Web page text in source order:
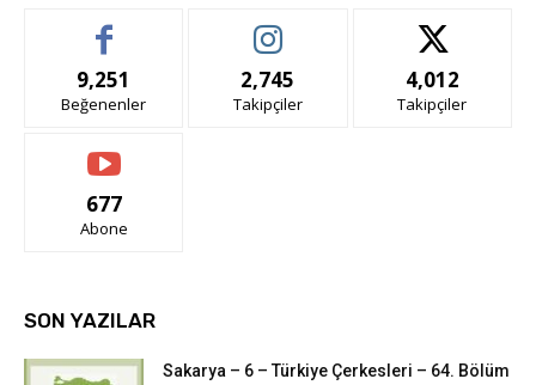
9,251
Beğenenler
2,745
Takipçiler
4,012
Takipçiler
677
Abone
SON YAZILAR
Sakarya – 6 – Türkiye Çerkesleri – 64. Bölüm